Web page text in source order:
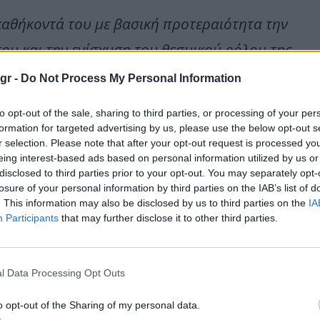
- Do Not Process My Personal Information
opt-out of the sale, sharing to third parties, or processing of your
for targeted advertising by us, please use the below opt-out
selection. Please note that after your opt-out request is processed
interest-based ads based on personal information utilized by us
to third parties prior to your opt-out. You may separately
of your personal information by third parties on the IAB’s list of
This information may also be disclosed by us to third parties on the
Participants that may further disclose it to other third parties.
Data Processing Opt Outs
opt-out of the Sharing of my personal data.
του με βασική προτεραιότητα την
και την ενίσχυση του θεσμικού ρόλου της
.«Στο πλαίσιο αυτό, θα συνεχίσει και θα
και τους αρμόδιους θεσμικούς φορείς,
του κλάδου των εφημερίδων, σε μια
Αξίζει να σημειωθεί ότι για πρώτη
Συμβούλιο εκπροσωπούνται όλες οι
.
των εφημερίδων.